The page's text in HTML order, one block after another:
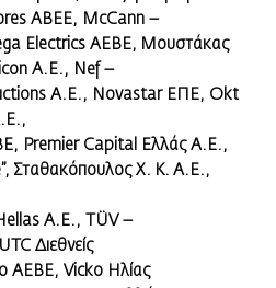
ΑBEE, McCann–
Electrics AEBE, Μουστάκας
Α.Ε., Nef–
Α.Ε., NovastarΕΠΕ, Oktabit
Premier Capital
Ελλάς Α.Ε.,
”, Σταθακόπουλος Χ. Κ. Α.Ε.,
A. E., ÜV–
UTCΔιεθνείς
AEBE, VickoΗλίας